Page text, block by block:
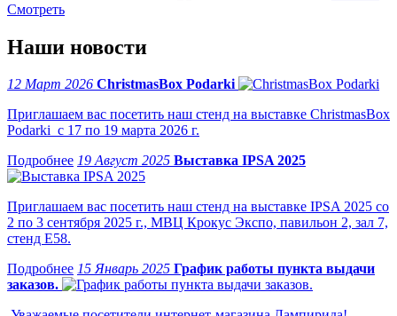
Смотреть
Наши новости
12 Март 2026 ChristmasBox Podarki
Приглашаем вас посетить наш стенд на выставке ChristmasBox
Podarki с 17 по 19 марта 2026 г.
19 Август 2025 Выставка IPSA 2025
Приглашаем вас посетить наш стенд на выставке IPSA 2025 со
2 по 3 сентября 2025 г., МВЦ Крокус Экспо, павильон 2, зал 7,
стенд Е58.
15 Январь 2025 График работы пункта выдачи
заказов.